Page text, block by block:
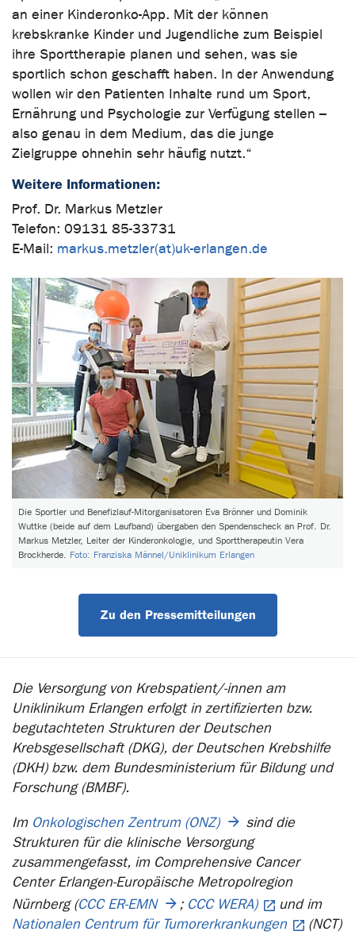
an einer Kinderonko-App. Mit der können
krebskranke Kinder und Jugendliche zum Beispiel
ihre Sporttherapie planen und sehen, was sie
sportlich schon geschafft haben. In der Anwendung
wollen wir den Patienten Inhalte rund um Sport,
Ernährung und Psychologie zur Verfügung stellen –
also genau in dem Medium, das die junge
Zielgruppe ohnehin sehr häufig nutzt.“
Weitere Informationen:
Prof. Dr. Markus Metzler
Telefon: 09131 85-33731
E-Mail: markus.metzler(at)uk-erlangen.de
Die Sportler und Benefizlauf-Mitorganisatoren Eva Brönner und Dominik
Wuttke (beide auf dem Laufband) übergaben den Spendenscheck an Prof. Dr.
Markus Metzler, Leiter der Kinderonkologie, und Sporttherapeutin Vera
Brockherde. Foto: Franziska Männel/Uniklinikum Erlangen
Zu den Pressemitteilungen
Die Versorgung von Krebspatient/-innen am
Uniklinikum Erlangen erfolgt in zertifizierten bzw.
begutachteten Strukturen der Deutschen
Krebsgesellschaft (DKG), der Deutschen Krebshilfe
(DKH) bzw. dem Bundesministerium für Bildung und
Forschung (BMBF).
Im Onkologischen Zentrum (ONZ)
sind die
Strukturen für die klinische Versorgung
zusammengefasst, im Comprehensive Cancer
Center Erlangen-Europäische Metropolregion
Nürnberg (CCC ER-EMN ; CCC WERA)
und im
Nationalen Centrum für Tumorerkrankungen
(NCT)